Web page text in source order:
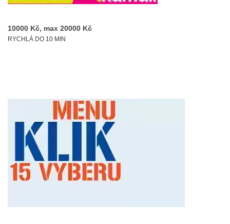
10000 Kč, max 20000 Kč
RYCHLÁ DO 10 MIN